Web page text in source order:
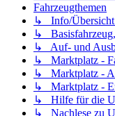
Fahrzeugthemen
↳ Info/Übersicht
↳
↳ Auf- und
↳ Marktplatz -
↳ Marktplatz -
↳ Marktplatz -
↳ Hilfe für die
↳ Nachlese zu